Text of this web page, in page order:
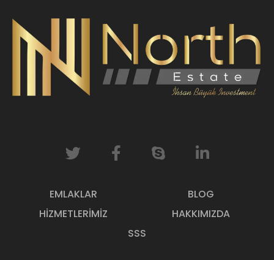
EMLAKLAR
BLOG
HIZMETLERIMIZ
HAKKIMIZDA
SSS